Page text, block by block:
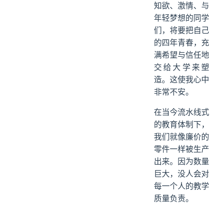
知欲、激情、与
年轻梦想的同学
们，将要把自己
的四年青春，充
满希望与信任地
交给大学来塑
造。这使我心中
非常不安。
在当今流水线式
的教育体制下，
我们就像廉价的
零件一样被生产
出来。因为数量
巨大，没人会对
每一个人的教学
质量负责。